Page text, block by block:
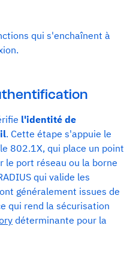
qui s'enchaînent à
l'identité de
. Cette étape s'appuie le
802.1X, qui place un point
le port réseau ou la borne
qui valide les
généralement issues de
qui rend la sécurisation
déterminante pour la